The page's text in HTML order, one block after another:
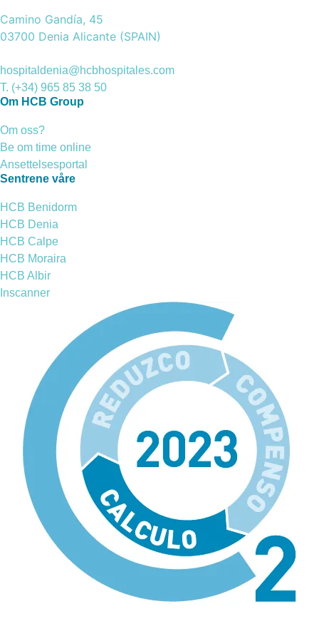
Camino Gandía, 45
03700 Denia Alicante (SPAIN)
hospitaldenia@hcbhospitales.com
T. (+34) 965 85 38 50
Om HCB Group
Om oss?
Be om time online
Ansettelsesportal
Sentrene våre
HCB Benidorm
HCB Denia
HCB Calpe
HCB Moraira
HCB Albir
Inscanner